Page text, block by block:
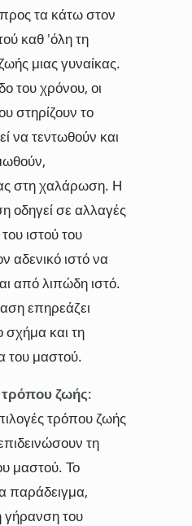
τα κάτω στον
καθ 'όλη τη
μιας γυναίκας.
του χρόνου, οι
στηρίζουν το
να τεντωθούν και
στη χαλάρωση. Η
οδηγεί σε αλλαγές
ιστού του
αδενικό ιστό να
από λιπώδη ιστό.
επηρεάζει
σχήμα και τη
του μαστού.
ζωής:
τρόπου ζωής
τη
μαστού. Το
παράδειγμα,
γήρανση του